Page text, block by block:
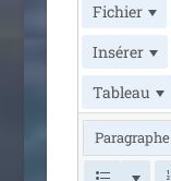
Fichier
Insérer
Tableau
Paragraphe